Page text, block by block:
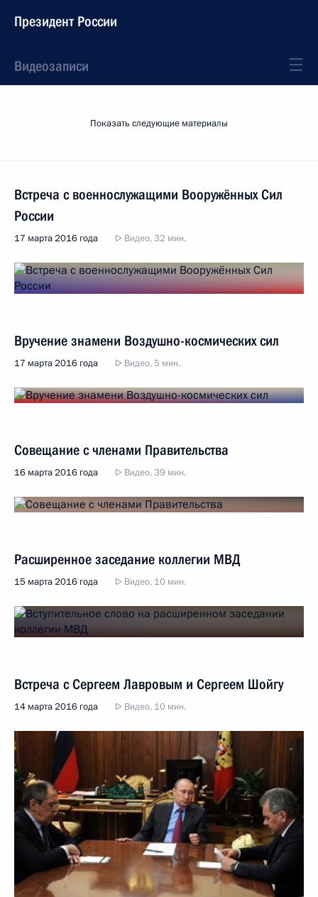
Президент России
Видеозаписи
Показать следующие материалы
Встреча с военнослужащими Вооружённых Сил
России
17 марта 2016 года Видео, 32 мин.
Вручение знамени Воздушно-космических сил
17 марта 2016 года Видео, 5 мин.
Совещание с членами Правительства
16 марта 2016 года Видео, 39 мин.
Расширенное заседание коллегии МВД
15 марта 2016 года Видео, 10 мин.
Встреча с Сергеем Лавровым и Сергеем Шойгу
14 марта 2016 года Видео, 10 мин.